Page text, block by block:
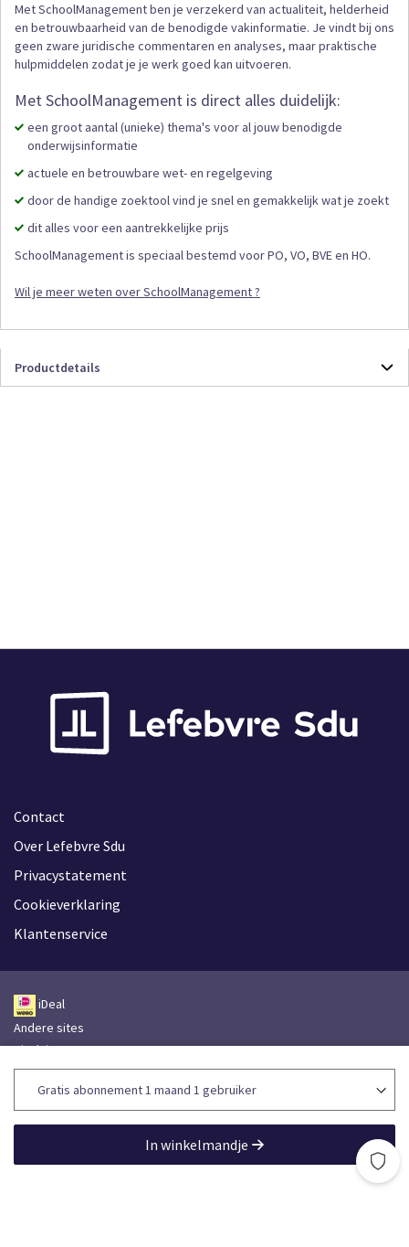
In winkelmandje
Met SchoolManagement ben je verzekerd van actualiteit, helderheid
en betrouwbaarheid van de benodigde vakinformatie. Je vindt bij ons
geen zware juridische commentaren en analyses, maar praktische
hulpmiddelen zodat je je werk goed kan uitvoeren.
Met SchoolManagement is direct alles duidelijk:
een groot aantal (unieke) thema's voor al jouw benodigde
onderwijsinformatie
actuele en betrouwbare wet- en regelgeving
door de handige zoektool vind je snel en gemakkelijk wat je zoekt
dit alles voor een aantrekkelijke prijs
SchoolManagement is speciaal bestemd voor PO, VO, BVE en HO.
Wil je meer weten over SchoolManagement ?
Productdetails
Contact
Over Lefebvre Sdu
Privacystatement
Cookieverklaring
Klantenservice
iDeal
Andere sites
Disclaimer
Leveringsvoorwaarden
Toegankelijkheidsverklaring
Lefebvre Group